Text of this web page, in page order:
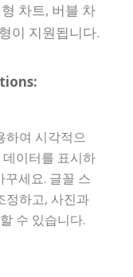
차트, 버블 차
이 지원됩니다.
하여 시각적으
이터를 표시하
세요. 글꼴 스
정하고, 사진과
수 있습니다.